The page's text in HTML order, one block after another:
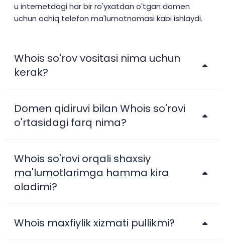
u internetdagi har bir ro'yxatdan o'tgan domen
uchun ochiq telefon ma'lumotnomasi kabi ishlaydi.
Whois so'rov vositasi nima uchun
kerak?
Domen qidiruvi bilan Whois so'rovi
o'rtasidagi farq nima?
Whois so'rovi orqali shaxsiy
ma'lumotlarimga hamma kira
oladimi?
Whois maxfiylik xizmati pullikmi?